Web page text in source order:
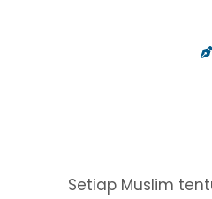
Setiap Muslim